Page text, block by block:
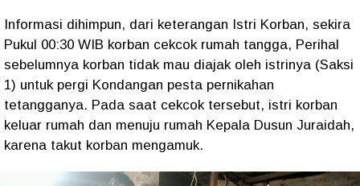
Informasi dihimpun, dari keterangan Istri Korban, sekira
Pukul 00:30 WIB korban cekcok rumah tangga, Perihal
sebelumnya korban tidak mau diajak oleh istrinya (Saksi
1) untuk pergi Kondangan pesta pernikahan
tetangganya. Pada saat cekcok tersebut, istri korban
keluar rumah dan menuju rumah Kepala Dusun Juraidah,
karena takut korban mengamuk.